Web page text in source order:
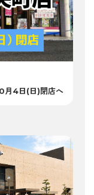
月4日(日)閉店へ